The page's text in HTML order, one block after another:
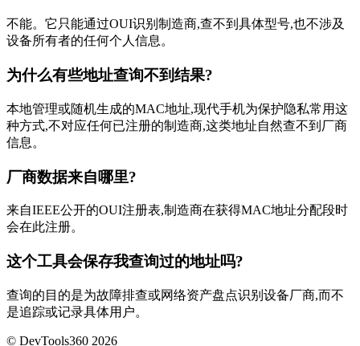
不能。它只能通过OUI识别制造商,查不到具体型号,也不涉及
设备所有者的任何个人信息。
为什么有些地址查询不到结果?
本地管理或随机生成的MAC地址,现代手机为保护隐私常用这
种方式,不对应任何已注册的制造商,这类地址自然查不到厂商
信息。
厂商数据来自哪里?
来自IEEE公开的OUI注册表,制造商在获得MAC地址分配段时
会在此注册。
这个工具会保存我查询过的地址吗?
查询的目的是为故障排查或网络资产盘点识别设备厂商,而不
是追踪或记录具体用户。
© DevTools360 2026